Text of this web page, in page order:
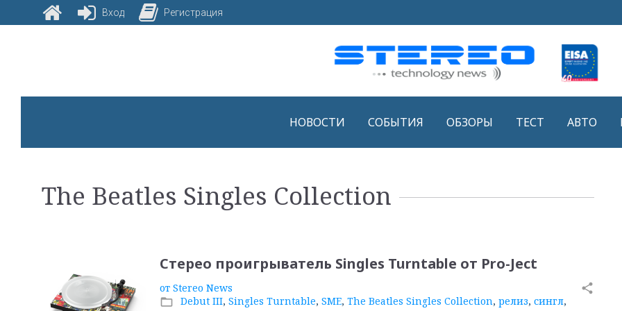
НОВОСТИ СОБЫТИЯ ОБЗОРЫ ТЕСТ АВТО
Метка:
Beatles
The Beatles Singles Collection
Стерео проигрыватель Singles Turntable от Pro-Ject
от Stereo News
folder_open Debut III, Singles Turntable, SME, The Beatles Singles Collection, релиз, сингл,
share
Вход Регистрация